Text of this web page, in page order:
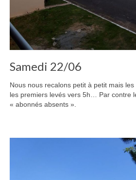
Samedi 22/06
Nous nous recalons petit à petit mais
les premiers levés vers 5h… Par contre
« abonnés absents ».